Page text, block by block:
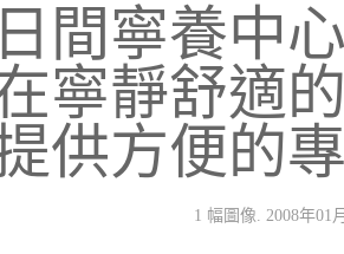
間寧養中
寧靜舒適
供方便的
1 幅圖像. 2008年01